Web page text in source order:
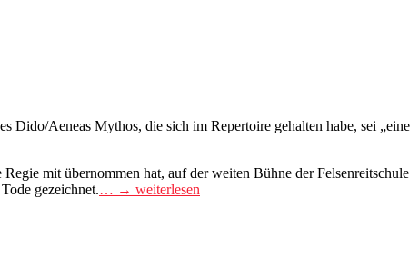
Dido/Aeneas Mythos, die sich im Repertoire gehalten habe, sei „eine
mit übernommen hat, auf der weiten Bühne der Felsenreitschule
gezeichnet.… → weiterlesen